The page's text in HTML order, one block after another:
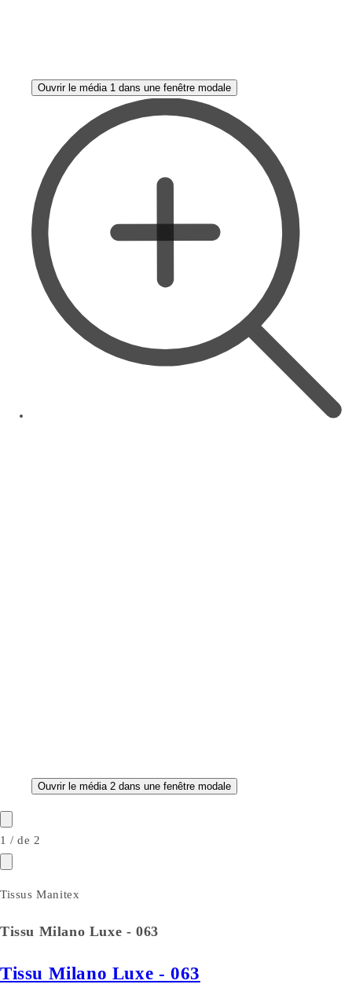
Ouvrir le média 1 dans une fenêtre modale
Ouvrir le média 2 dans une fenêtre modale
1 /de 2
Tissus Manitex
Tissu Milano Luxe - 063
Tissu Milano Luxe - 063